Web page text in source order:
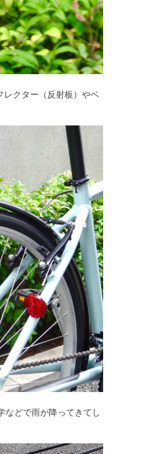
レクター（反射板）やベ
などで雨が降ってきてし